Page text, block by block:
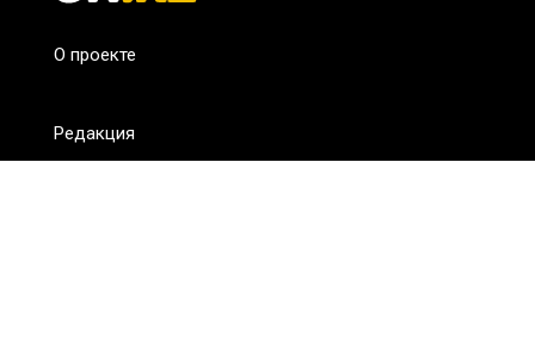
О проекте
Редакция